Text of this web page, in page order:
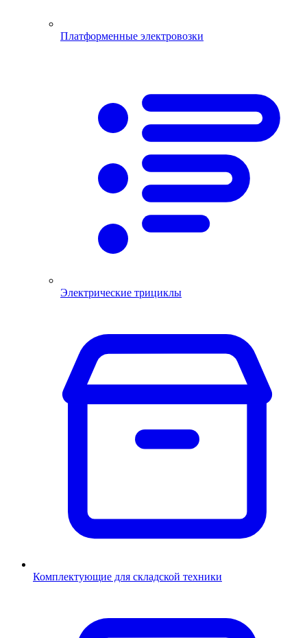
Платформенные электровозки
Электрические трициклы
Комплектующие для складской техники